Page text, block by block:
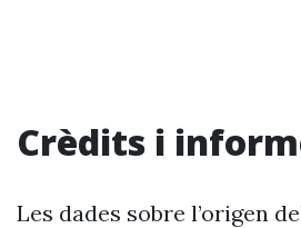
Crèdits i
Les dades sobre l’origen